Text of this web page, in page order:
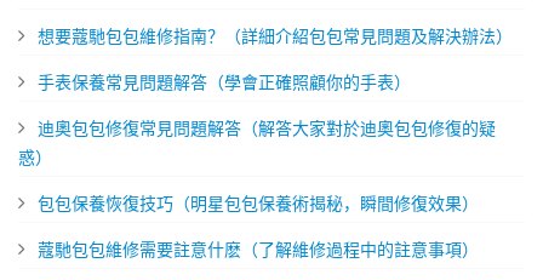
想要蔻馳包包維修指南？（詳細介紹包包常見問題及解決辦法）
​手表保養常見問題解答（學會正確照顧你的手表）
迪奧包包修復常見問題解答（解答大家對於迪奧包包修復的疑
惑）
包包保養恢復技巧（明星包包保養術揭秘，瞬間修復效果）
​蔻馳包包維修需要註意什麽（了解維修過程中的註意事項）